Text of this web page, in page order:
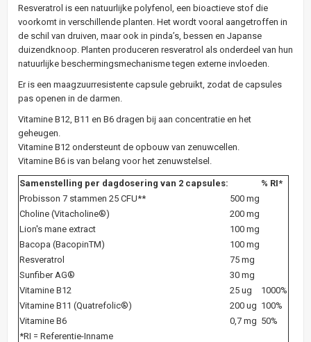
Resveratrol is een natuurlijke polyfenol, een bioactieve stof die
voorkomt in verschillende planten. Het wordt vooral aangetroffen in
de schil van druiven, maar ook in pinda’s, bessen en Japanse
duizendknoop. Planten produceren resveratrol als onderdeel van hun
natuurlijke beschermingsmechanisme tegen externe invloeden.
Er is een maagzuurresistente capsule gebruikt, zodat de capsules
pas openen in de darmen.
Vitamine B12, B11 en B6 dragen bij aan concentratie en het
geheugen.
Vitamine B12 ondersteunt de opbouw van zenuwcellen.
Vitamine B6 is van belang voor het zenuwstelsel.
Samenstelling per dagdosering van 2 capsules:
% RI*
Probisson 7 stammen 25 CFU**
500 mg
Choline (Vitacholine®)
200 mg
Lion's mane extract
100 mg
Bacopa (BacopinTM)
100 mg
Resveratrol
75 mg
Sunfiber AG®
30 mg
Vitamine B12
25 ug
1000%
Vitamine B11 (Quatrefolic®)
200 ug 100%
Vitamine B6
0,7 mg 50%
*RI = Referentie-Inname